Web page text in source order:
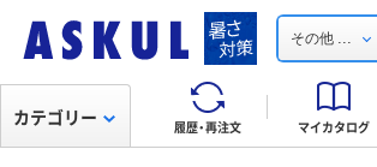
その他 ...
履歴・再注文 マイカタログ
カテゴリー